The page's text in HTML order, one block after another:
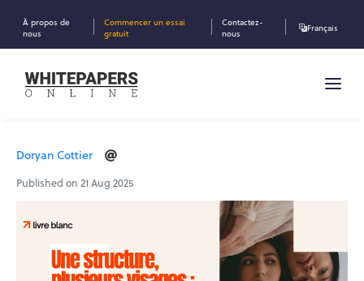
À propos de
nous
Commencer un essai
gratuit
Contactez-
nous
Français
Doryan Cottier
Published on 21 Aug 2025